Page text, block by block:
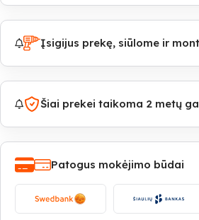
Įsigijus prekę, siūlome ir
Šiai prekei taikoma 2 metų
Patogus mokėjimo būdai